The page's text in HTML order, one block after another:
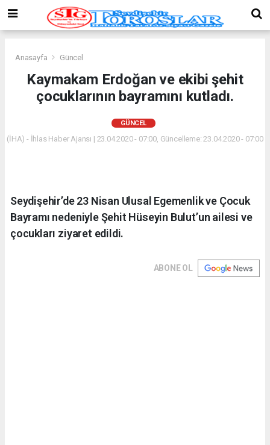
Anasayfa Güncel
Kaymakam Erdoğan ve ekibi şehit
çocuklarının bayramını kutladı.
GÜNCEL
(İHA) - İhlas Haber Ajansı | 23.04.2020 - 07:00, Güncelleme: 23.04.2020 - 07:00
Seydişehir’de 23 Nisan Ulusal Egemenlik ve Çocuk
Bayramı nedeniyle Şehit Hüseyin Bulut’un ailesi ve
çocukları ziyaret edildi.
ABONE OL